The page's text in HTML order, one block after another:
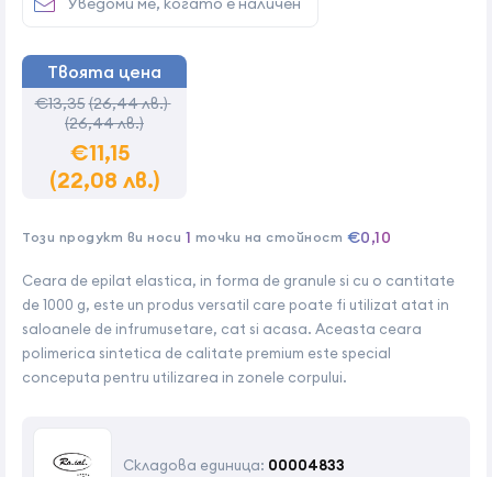
Ceara de epilat elastica, in forma de granule si cu o cantitate
de 1000 g, este un produs versatil care poate fi utilizat atat in
saloanele de infrumusetare, cat si acasa. Aceasta ceara
polimerica sintetica de calitate premium este special
conceputa pentru utilizarea in zonele corpului.
Складова единица: 00004833
Твоята цена
€13,35(26,44 лв.)
(26,44 лв.)
€11,15
(22,08 лв.)
Този продукт ви носи 1 точки на стойност €0,10